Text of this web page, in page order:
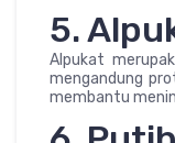
5.
Alpukat
mengandung
membantu